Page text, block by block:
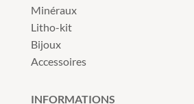
Minéraux
Litho-kit
Bijoux
Accessoires
INFORMATIONS